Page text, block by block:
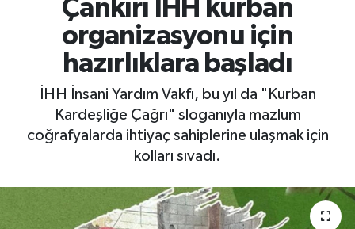
Çankırı İHH kurban
organizasyonu için
hazırlıklara başladı
İHH İnsani Yardım Vakfı, bu yıl da "Kurban
Kardeşliğe Çağrı" sloganıyla mazlum
coğrafyalarda ihtiyaç sahiplerine ulaşmak için
kolları sıvadı.
EKONOMİ
SAĞLIK
SPOR
EĞİTİM
ÇEVRE
Trafik Durumu
Süper Lig Puan Durumu ve Fikstür
Tüm Manşetler
Son Dakika Haberleri